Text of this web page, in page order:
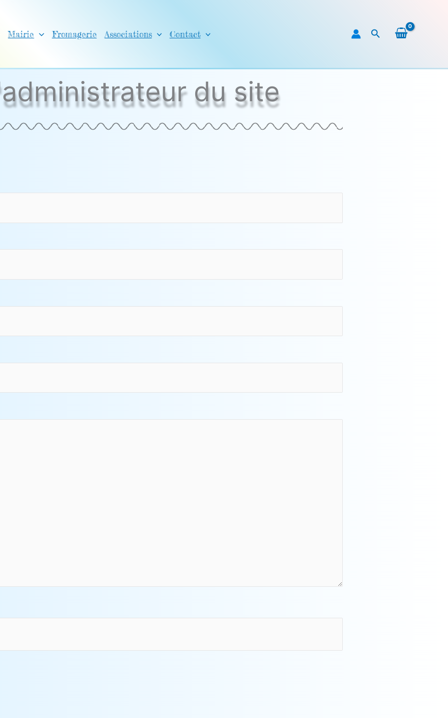
Mairie Fromagerie Associations Contact Rechercher
du site